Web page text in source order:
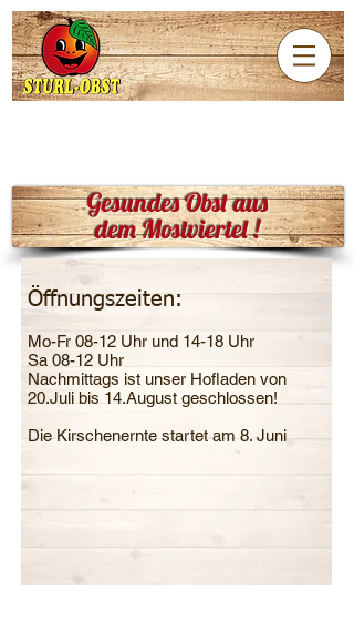
Gesundes Obst aus
dem Mostviertel !
Öffnungszeiten:
Mo-Fr 08-12 Uhr und 14-18 Uhr
Sa 08-12 Uhr
​Nachmittags ist unser Hofladen von
20.Juli bis 14.August geschlossen!
Die Kirschenernte startet am 8. Juni